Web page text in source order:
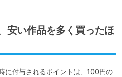
安い作品を多く買ったほ
に付与されるポイントは、100円の